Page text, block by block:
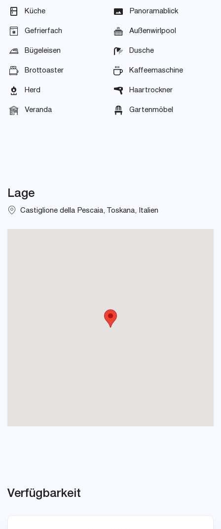
Küche Panoramablick
Gefrierfach Außenwirlpool
Bügeleisen Dusche
Brottoaster Kaffeemaschine
Herd Haartrockner
Veranda Gartenmöbel
Lage
Castiglione della Pescaia, Toskana, Italien
Verfügbarkeit